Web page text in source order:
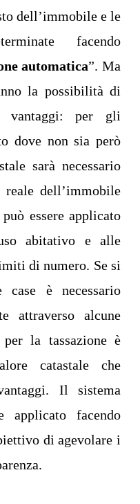
dell’immobile e le
facendo
automatica”. Ma
la possibilità di
vantaggi: per gli
dove non sia però
sarà necessario
dell’immobile
essere applicato
abitativo e alle
di numero. Se si
case è necessario
attraverso alcune
la tassazione è
catastale che
Il sistema
applicato facendo
di agevolare i